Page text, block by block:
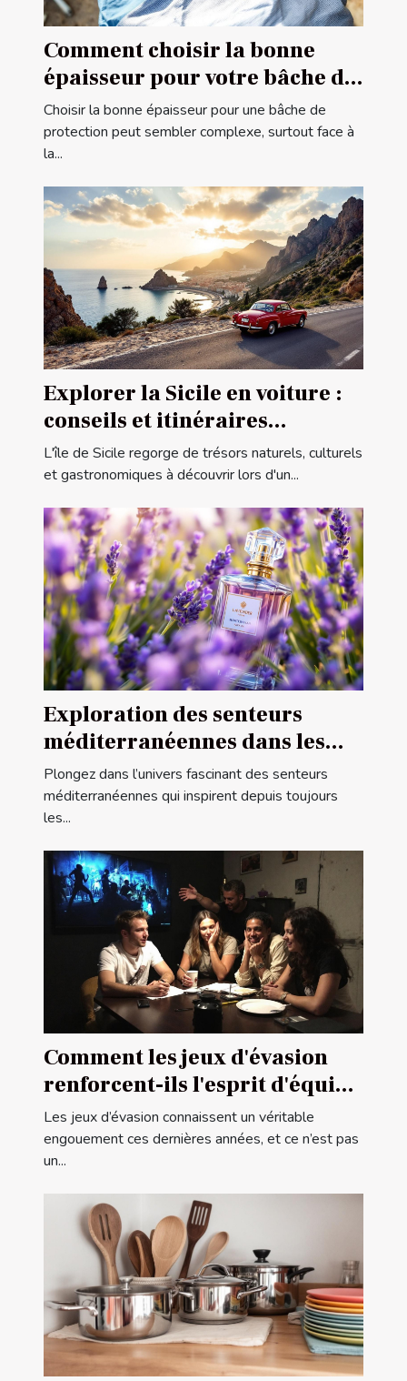
Comment choisir la bonne
épaisseur pour votre bâche de
protection ?
Choisir la bonne épaisseur pour une bâche de
protection peut sembler complexe, surtout face à
la...
Explorer la Sicile en voiture :
conseils et itinéraires
conseillés
L'île de Sicile regorge de trésors naturels, culturels
et gastronomiques à découvrir lors d'un...
Exploration des senteurs
méditerranéennes dans les
parfums féminins
Plongez dans l’univers fascinant des senteurs
méditerranéennes qui inspirent depuis toujours
les...
Comment les jeux d'évasion
renforcent-ils l'esprit d'équipe
?
Les jeux d’évasion connaissent un véritable
engouement ces dernières années, et ce n’est pas
un...